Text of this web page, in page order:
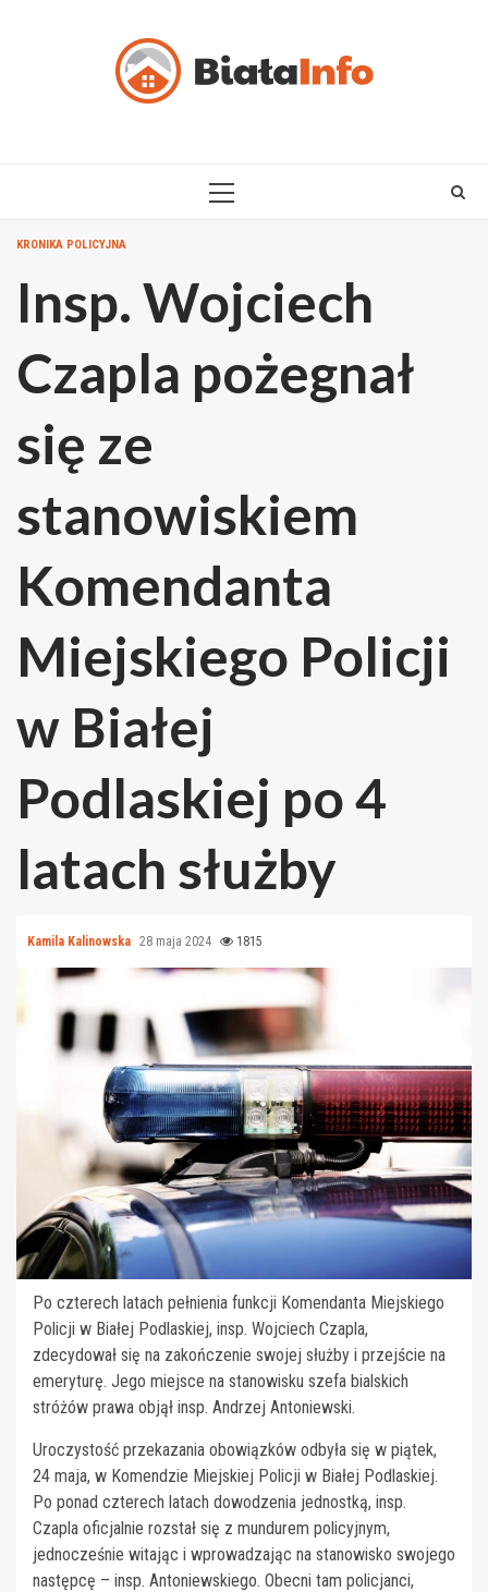
PRIMARY
KRONIKA POLICYJNA
Insp. Wojciech
Czapla pożegnał
się ze
stanowiskiem
Komendanta
Miejskiego Policji
w Białej
Podlaskiej po 4
latach służby
Kamila Kalinowska 28 maja 2024 1815
Po czterech latach pełnienia funkcji Komendanta Miejskiego
Policji w Białej Podlaskiej, insp. Wojciech Czapla,
zdecydował się na zakończenie swojej służby i przejście na
emeryturę. Jego miejsce na stanowisku szefa bialskich
stróżów prawa objął insp. Andrzej Antoniewski.
Uroczystość przekazania obowiązków odbyła się w piątek,
24 maja, w Komendzie Miejskiej Policji w Białej Podlaskiej.
Po ponad czterech latach dowodzenia jednostką, insp.
Czapla oficjalnie rozstał się z mundurem policyjnym,
jednocześnie witając i wprowadzając na stanowisko swojego
następcę – insp. Antoniewskiego. Obecni tam policjanci,